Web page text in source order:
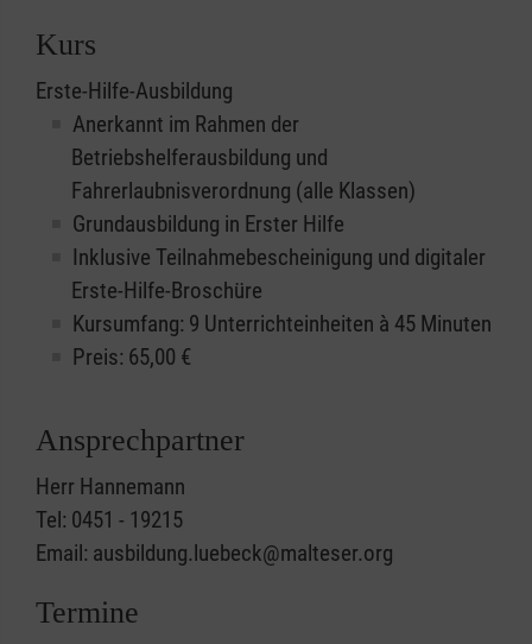
Kurs
Erste-Hilfe-Ausbildung
Anerkannt im Rahmen der
Betriebshelferausbildung und
Fahrerlaubnisverordnung (alle Klassen)
Grundausbildung in Erster Hilfe
Inklusive Teilnahmebescheinigung und digitaler
Erste-Hilfe-Broschüre
Kursumfang: 9 Unterrichteinheiten à 45 Minuten
Preis: 65,00 €
Ansprechpartner
Herr Hannemann
Tel: 0451 - 19215
Email: ausbildung.luebeck@malteser.org
Termine